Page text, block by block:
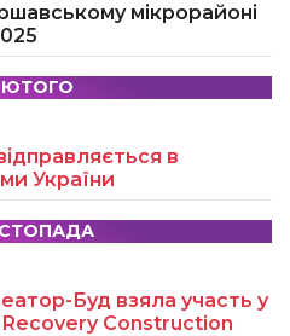
мікрорайоні
в
України
Буд взяла участь у
Construction